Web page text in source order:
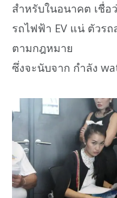
สำหรับในอนาคต เชื่อ
รถไฟฟ้า EV แน่ ตัวร
ตามกฎหมาย
ซึ่งจะนับจาก กำลัง